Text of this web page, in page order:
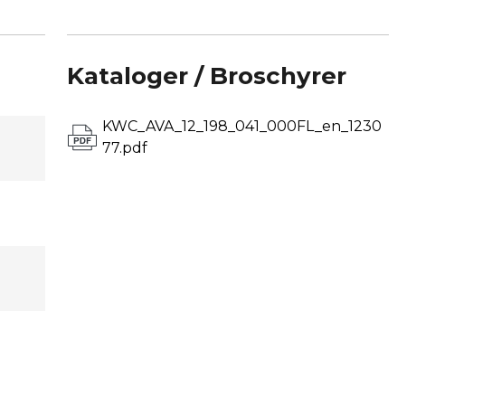
Kataloger / Broschyrer
KWC_AVA_12_198_041_000FL_en_1230
77.pdf